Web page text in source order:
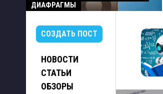
ДИАФРАГМЫ
СОЗДАТЬ ПОСТ
НОВОСТИ
СТАТЬИ
ОБЗОРЫ